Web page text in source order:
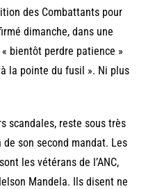
des Combattants pour
dimanche, dans une
bientôt perdre patience »
la pointe du fusil ». Ni plus
scandales, reste sous très
son second mandat. Les
les vétérans de l’ANC,
Mandela. Ils disent ne